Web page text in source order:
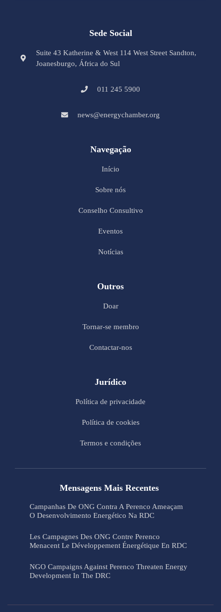
Sede Social
Suite 43 Katherine & West 114 West Street Sandton,
Joanesburgo, África do Sul
011 245 5900
news@energychamber.org
Navegação
Início
Sobre nós
Conselho Consultivo
Eventos
Notícias
Outros
Doar
Tornar-se membro
Contactar-nos
Jurídico
Política de privacidade
Política de cookies
Termos e condições
Mensagens Mais Recentes
Campanhas De ONG Contra A Perenco Ameaçam
O Desenvolvimento Energético Na RDC
Les Campagnes Des ONG Contre Perenco
Menacent Le Développement Énergétique En RDC
NGO Campaigns Against Perenco Threaten Energy
Development In The DRC